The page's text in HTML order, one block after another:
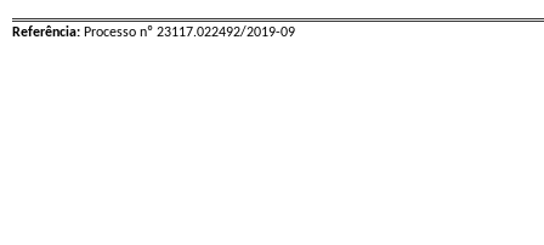
Referência: Processo nº 23117.022492/2019-09